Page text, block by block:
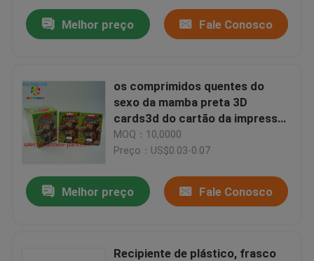
Para casa
Melhor preço Fale Conosco
os comprimidos quentes do
sexo da mamba preta 3D
cards3d do cartão da impressão
da venda 3D que empacotam o
comprimido do sexo do cartão
comprimido do realce
MOQ：10,0000
Preço：US$0.03-0.07
Melhor preço Fale Conosco
Recipiente de plástico, frasco